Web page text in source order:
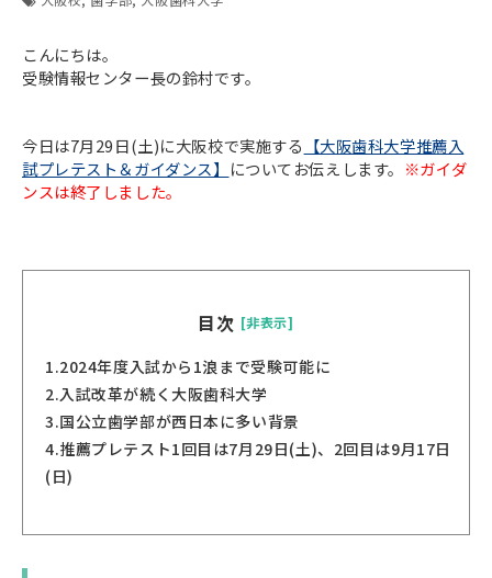
講師
医学部解答速報2026
こんにちは。
受験情報センター長の鈴村です。
今日は7月29日(土)に大阪校で実施する 【大阪歯科大学推薦入
試プレテスト＆ガイダンス】 についてお伝えします。 ※ガイダ
ンスは終了しました。
目次 [非表示]
1.2024年度入試から1浪まで受験可能に
2.入試改革が続く大阪歯科大学
3.国公立歯学部が西日本に多い背景
4.推薦プレテスト1回目は7月29日(土)、2回目は9月17日
(日)